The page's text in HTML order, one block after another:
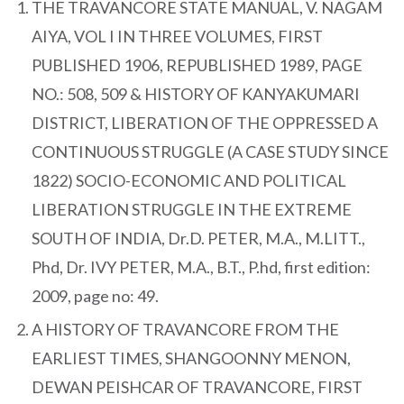
THE TRAVANCORE STATE MANUAL, V. NAGAM
AIYA, VOL I IN THREE VOLUMES, FIRST
PUBLISHED 1906, REPUBLISHED 1989, PAGE
NO.: 508, 509 & HISTORY OF KANYAKUMARI
DISTRICT, LIBERATION OF THE OPPRESSED A
CONTINUOUS STRUGGLE (A CASE STUDY SINCE
1822) SOCIO-ECONOMIC AND POLITICAL
LIBERATION STRUGGLE IN THE EXTREME
SOUTH OF INDIA, Dr.D. PETER, M.A., M.LITT.,
Phd, Dr. IVY PETER, M.A., B.T., P.hd, first edition:
2009, page no: 49.
A HISTORY OF TRAVANCORE FROM THE
EARLIEST TIMES, SHANGOONNY MENON,
DEWAN PEISHCAR OF TRAVANCORE, FIRST